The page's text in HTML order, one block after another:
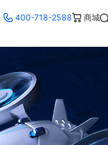
400-718-2588 商城